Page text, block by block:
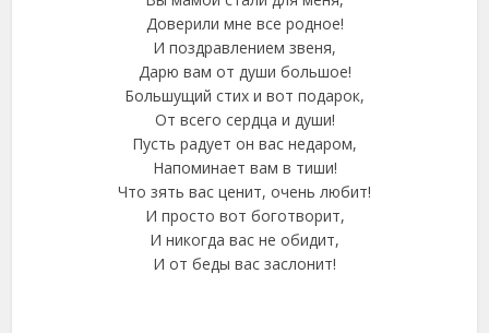
Доверили мне все родное!
И поздравлением звеня,
Дарю вам от души большое!
Большущий стих и вот подарок,
От всего сердца и души!
Пусть радует он вас недаром,
Напоминает вам в тиши!
Что зять вас ценит, очень любит!
И просто вот боготворит,
И никогда вас не обидит,
И от беды вас заслонит!